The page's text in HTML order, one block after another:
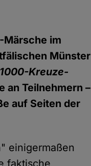
im
Münster
1000-Kreuze-
an Teilnehmern –
auf Seiten der
einigermaßen
faktische